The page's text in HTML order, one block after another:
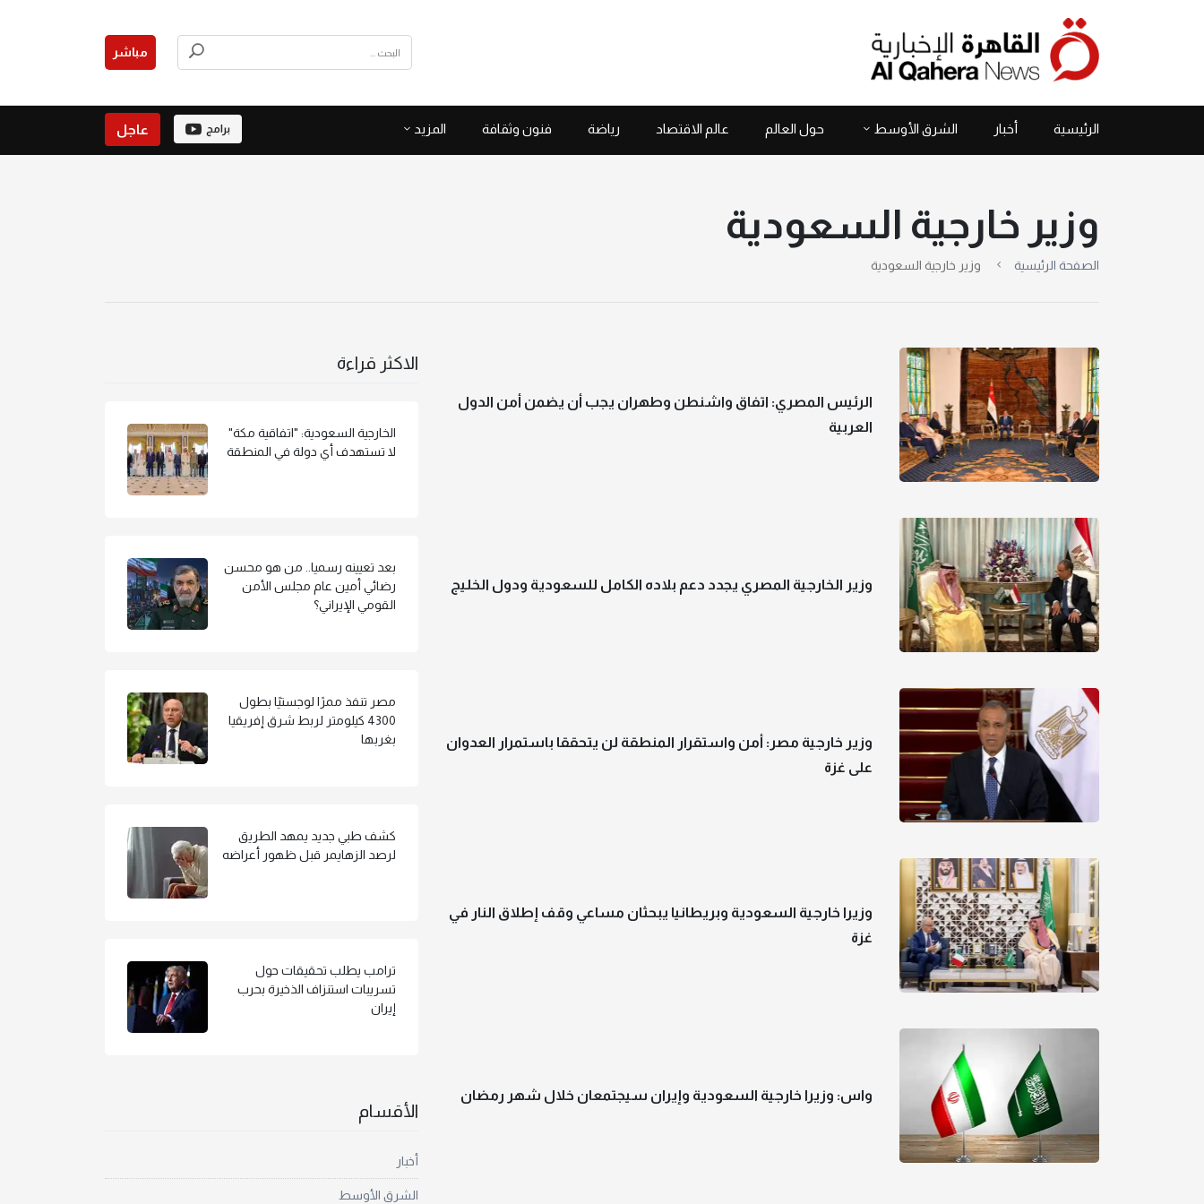
مباشر
الرئيسية أخبار الشرق الأوسط حول العالم عالم الاقتصاد رياضة فنون وثقافة المزيد برامج عاجل
وزير خارجية السعودية
الصفحة الرئيسية وزير خارجية السعودية
الرئيس المصري: اتفاق واشنطن وطهران يجب أن يضمن أمن الدول
العربية
وزير الخارجية المصري يجدد دعم بلاده الكامل للسعودية ودول الخليج
وزير خارجية مصر: أمن واستقرار المنطقة لن يتحققا باستمرار العدوان
على غزة
وزيرا خارجية السعودية وبريطانيا يبحثان مساعي وقف إطلاق النار في
غزة
واس: وزيرا خارجية السعودية وإيران سيجتمعان خلال شهر رمضان
الاكثر قراءة
الخارجية السعودية: "اتفاقية مكة"
لا تستهدف أي دولة في المنطقة
بعد تعيينه رسميا.. من هو محسن
رضائي أمين عام مجلس الأمن
القومي الإيراني؟
مصر تنفذ ممرًا لوجستيًا بطول
4300 كيلومتر لربط شرق إفريقيا
بغربها
كشف طبي جديد يمهد الطريق
لرصد الزهايمر قبل ظهور أعراضه
ترامب يطلب تحقيقات حول
تسريبات استنزاف الذخيرة بحرب
إيران
الأقسام
أخبار
الشرق الأوسط